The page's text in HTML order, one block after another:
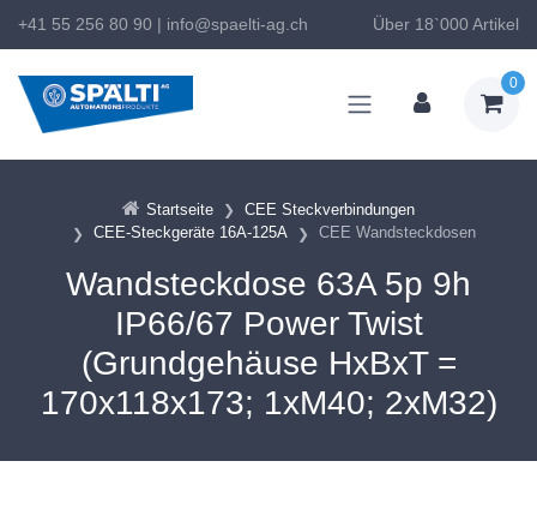
+41 55 256 80 90 | info@spaelti-ag.ch Über 18`000 Artikel
0
Startseite
CEE Steckverbindungen
CEE-Steckgeräte 16A-125A
CEE Wandsteckdosen
Wandsteckdose 63A 5p 9h
IP66/67 Power Twist
(Grundgehäuse HxBxT =
170x118x173; 1xM40; 2xM32)